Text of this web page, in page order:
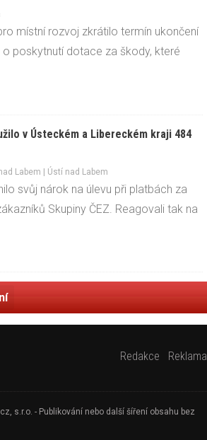
místní rozvoj zkrátilo termín ukončení
poskytnutí dotace za škody, které
v Ústeckém a Libereckém kraji 484
Labem | Ústí nad Labem
svůj nárok na úlevu při platbách za
Skupiny ČEZ. Reagovali tak na
Redakce Reklama
s.r.o. - Publikování nebo další šíření obsahu bez